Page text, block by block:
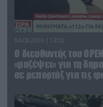
04.08.2026 | 12:02
O διευθυντής του
«μαζέψει» για τη
σε ρεπορτάζ για τις